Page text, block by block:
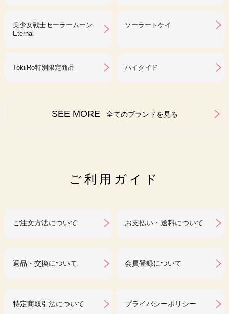
美少女戦士セーラームーン
Eternal
ソーラートケイ
TokiiRo特別限定商品 ハイタイド
SEE MORE 全てのブランドを見る
ご利用ガイド
ご注文方法について お支払い・送料について
返品・交換について 会員登録について
特定商取引法について プライバシーポリシー